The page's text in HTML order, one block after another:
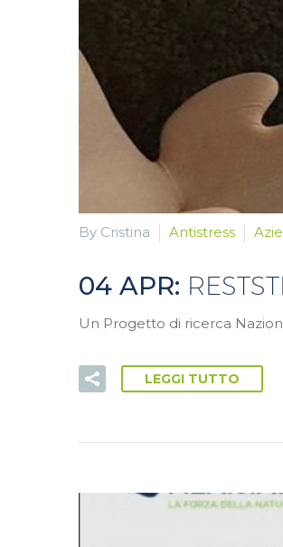
By Cristina Antistress
04 APR:
Un Progetto di ricerca
LEGGI TUTTO